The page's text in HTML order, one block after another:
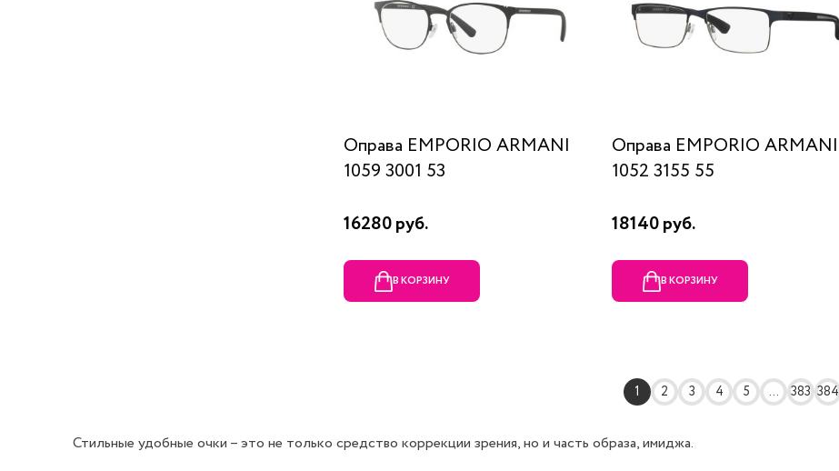
Оправа EMPORIO ARMANI
1059 3001 53
16280 руб.
В КОРЗИНУ
Оправа EMPORIO ARMANI
1052 3155 55
18140 руб.
В КОРЗИНУ
1 2 3 4 5 ... 383 384
Стильные удобные очки – это не только средство коррекции зрения, но и часть образа, имиджа.